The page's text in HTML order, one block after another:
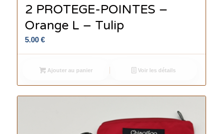
2 PROTEGE-POINTES –
Orange L – Tulip
5.00 €
Ajouter au panier Voir les détails